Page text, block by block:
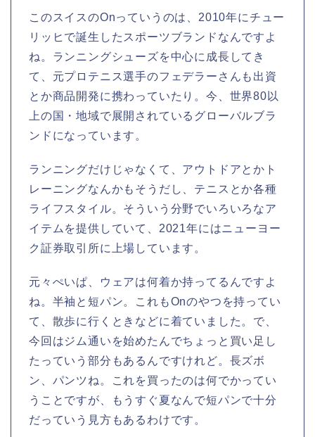
このスイスのOnっていうのは、2010年にチュー
リッヒで誕生したスポーツブランドなんですよ
ね。ランニングシューズを中心に成長してき
て、元プロテニス選手のフェデラーさんも出資
とか商品開発に携わっていたり。今、世界80以
上の国・地域で展開されているグローバルブラ
ンドになっています。
ランニングだけじゃなくて、アウトドアとかト
レーニングなんかもそうだし、テニスとか各種
ライフスタイル。そういう分野でいろいろなア
イテムを提供していて、2021年にはニューヨー
ク証券取引所に上場しています。
元々ぺいぱ、ウェアは何着か持ってるんですよ
ね。半袖と短パン。これもOnのやつを持ってい
て、散歩に行くときなどに着ていました。で、
今回はジム通いを始めたんでちょっと買い足し
たっていう部分もあるんですけれど。長ズボ
ン、パンツね。これを買ったのは何でかってい
うことですが、もうすぐ夏なんで短パンで十分
だっていう見方もあるわけです。